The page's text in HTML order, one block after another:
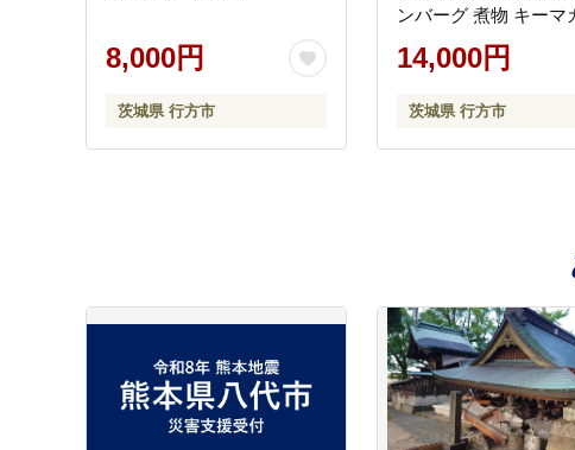
8,000円
茨城県 行方市
ンバーグ 煮物 キーマ
ー 茨城県 行方市(DH-
14,000円
茨城県 行方市